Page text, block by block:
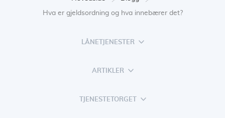
Hva er gjeldsordning og hva innebærer det?
LÅNETJENESTER
ARTIKLER
TJENESTETORGET